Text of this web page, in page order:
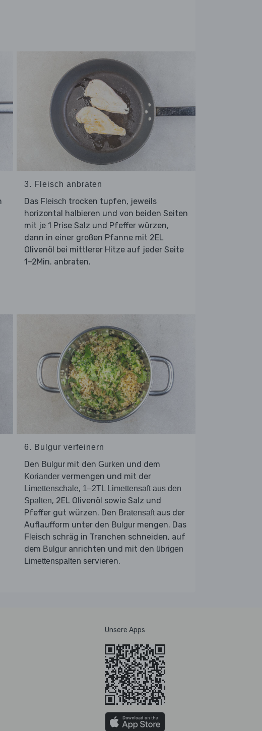
3. Fleisch anbraten
Das Fleisch trocken tupfen, jeweils
horizontal halbieren und von beiden Seiten
mit je 1 Prise Salz und Pfeffer würzen,
dann in einer großen Pfanne mit 2EL
Olivenöl bei mittlerer Hitze auf jeder Seite
1–2Min. anbraten.
6. Bulgur verfeinern
Den Bulgur mit den Gurken und dem
Koriander vermengen und mit der
Limettenschale, 1–2TL Limettensaft aus den
Spalten, 2EL Olivenöl sowie Salz und
Pfeffer gut würzen. Den Bratensaft aus der
Auflaufform unter den Bulgur mengen. Das
Fleisch schräg in Tranchen schneiden, auf
dem Bulgur anrichten und mit den übrigen
Limettenspalten servieren.
Unsere Apps